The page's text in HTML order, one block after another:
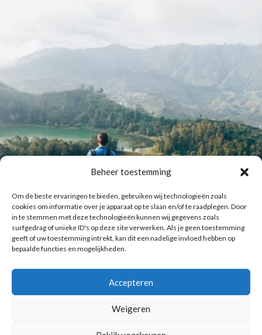
Beheer toestemming
Om de beste ervaringen te bieden, gebruiken wij technologieën zoals
cookies om informatie over je apparaat op te slaan en/of te raadplegen. Door
in te stemmen met deze technologieën kunnen wij gegevens zoals
surfgedrag of unieke ID's op deze site verwerken. Als je geen toestemming
geeft of uw toestemming intrekt, kan dit een nadelige invloed hebben op
bepaalde functies en mogelijkheden.
Accepteren
Weigeren
Laat meer posts zien Volg me op Instagram